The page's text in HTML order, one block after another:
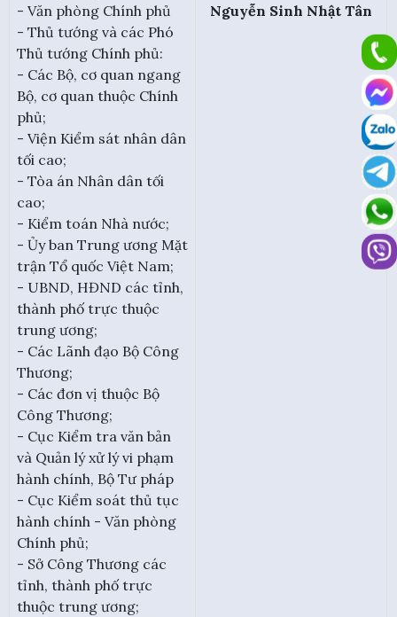
- Văn phòng Chính phủ
- Thủ tướng và các Phó
Thủ tướng Chính phủ:
- Các Bộ, cơ quan ngang
Bộ, cơ quan thuộc Chính
phủ;
- Viện Kiểm sát nhân dân
tối cao;
- Tòa án Nhân dân tối
cao;
- Kiểm toán Nhà nước;
- Ủy ban Trung ương Mặt
trận Tổ quốc Việt Nam;
- UBND, HĐND các tỉnh,
thành phố trực thuộc
trung ương;
- Các Lãnh đạo Bộ Công
Thương;
- Các đơn vị thuộc Bộ
Công Thương;
- Cục Kiểm tra văn bản
và Quản lý xử lý vi phạm
hành chính, Bộ Tư pháp
- Cục Kiểm soát thủ tục
hành chính - Văn phòng
Chính phủ;
- Sở Công Thương các
tỉnh, thành phố trực
thuộc trung ương;
Nguyễn Sinh Nhật Tân